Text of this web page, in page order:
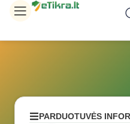
PARDUOTUVĖS